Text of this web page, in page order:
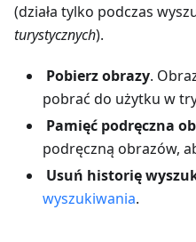
(działa tylko podczas
turystycznych).
Pobierz obrazy.
pobrać do użytku w
Pamięć podręczna
podręczną obrazów,
Usuń historię
wyszukiwania.